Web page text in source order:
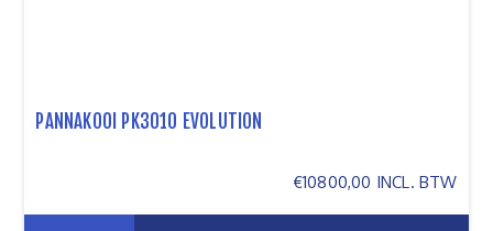
PANNAKOOI PK3010 EVOLUTION
€10800,00 INCL. BTW